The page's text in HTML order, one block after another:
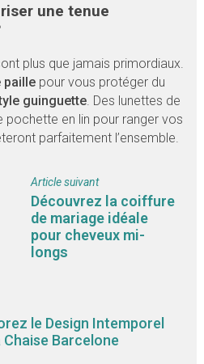
une tenue
plus que jamais primordiaux.
paillepour vous protéger du
guinguette. Des lunettes de
pochette en lin pour ranger vos
parfaitement l’ensemble.
Article suivant
Découvrez la coiffure
de mariage idéale
pour cheveux mi-
longs
le Design Intemporel
Chaise Barcelone